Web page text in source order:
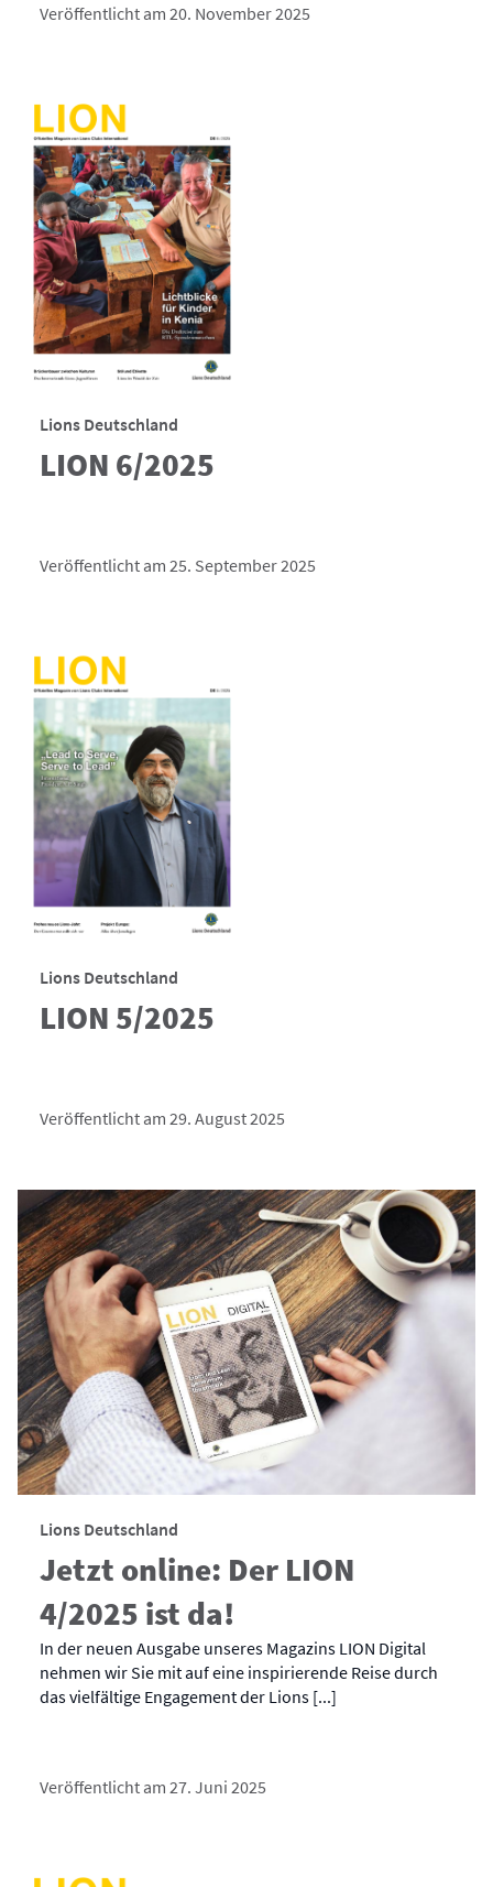
Veröffentlicht am 20. November 2025
Lions Deutschland
LION 6/2025
Veröffentlicht am 25. September 2025
Lions Deutschland
LION 5/2025
Veröffentlicht am 29. August 2025
Lions Deutschland
Jetzt online: Der LION
4/2025 ist da!
In der neuen Ausgabe unseres Magazins LION Digital
nehmen wir Sie mit auf eine inspirierende Reise durch
das vielfältige Engagement der Lions [...]
Veröffentlicht am 27. Juni 2025